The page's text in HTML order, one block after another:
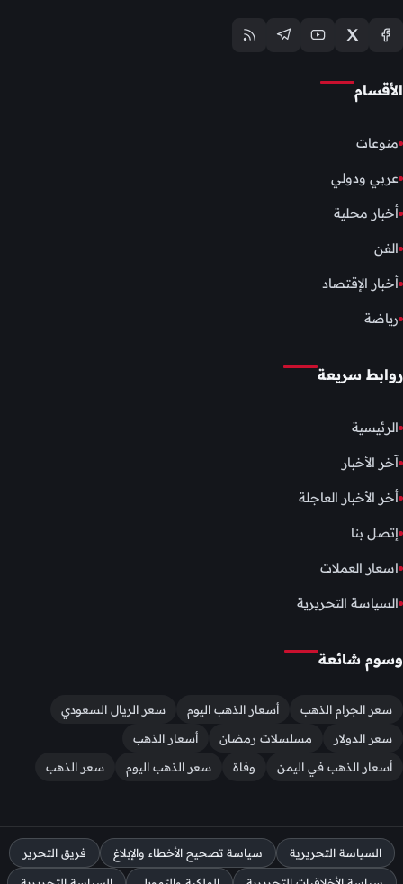
الأقسام
منوعات
عربي ودولي
أخبار محلية
الفن
أخبار الإقتصاد
رياضة
روابط سريعة
الرئيسية
آخر الأخبار
أخر الأخبار العاجلة
إتصل بنا
اسعار العملات
السياسة التحريرية
وسوم شائعة
سعر الجرام الذهب أسعار الذهب اليوم
سعر الريال السعودي
سعر الدولار
مسلسلات رمضان
أسعار الذهب
أسعار الذهب في اليمن
وفاة سعر الذهب اليوم سعر الذهب
السياسة التحريرية سياسة تصحيح الأخطاء والإبلاغ فريق التحرير